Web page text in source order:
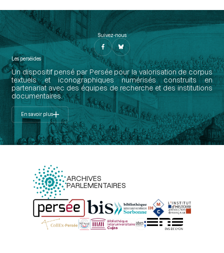
Suivez-nous
Les perséides
Un dispositif pensé par Persée pour la valorisation de corpus
textuels et iconographiques numérisés construits en
partenariat avec des équipes de recherche et des institutions
documentaires.
En savoir plus
ARCHIVES
PARLEMENTAIRES